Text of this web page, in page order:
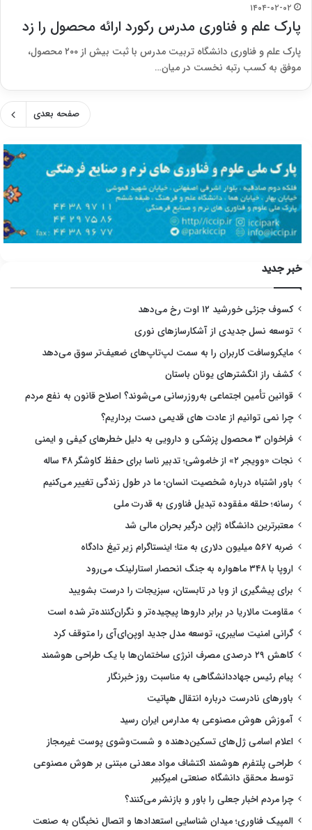
۱۴۰۴-۰۲-۰۲
پارک علم و فناوری مدرس رکورد ارائه محصول را زد
پارک علم و فناوری دانشگاه تربیت مدرس با ثبت بیش از ۲۰۰ محصول،
موفق به کسب رتبه نخست در میان…
صفحه بعدی
خبر جدید
کسوف جزئی خورشید ۱۲ اوت رخ می‌دهد
توسعه نسل جدیدی از آشکارسازهای نوری
مایکروسافت کاربران را به سمت لپ‌تاپ‌های ضعیف‌تر سوق می‌دهد
کشف راز انگشترهای یونان باستان
قوانین تأمین اجتماعی به‌روزرسانی می‌شوند؟ اصلاح قانون به نفع مردم
چرا نمی توانیم از عادت های قدیمی دست برداریم؟
فراخوان ۳ محصول پزشکی و دارویی به دلیل خطرهای کیفی و ایمنی
نجات «وویجر ۲» از خاموشی؛ تدبیر ناسا برای حفظ کاوشگر ۴۸ ساله
باور اشتباه درباره شخصیت انسان؛ ما در طول زندگی تغییر می‌کنیم
رسانه؛ حلقه مفقوده تبدیل فناوری به قدرت ملی
معتبرترین دانشگاه ژاپن درگیر بحران مالی شد
ضربه ۵۶۷ میلیون دلاری به متا؛ اینستاگرام زیر تیغ دادگاه
اروپا با ۳۴۸ ماهواره به جنگ انحصار استارلینک می‌رود
برای پیشگیری از وبا در تابستان، سبزیجات را درست بشویید
مقاومت مالاریا در برابر داروها پیچیده‌تر و نگران‌کننده‌تر شده است
گرانی امنیت سایبری، توسعه مدل جدید اوپن‌ای‌آی را متوقف کرد
کاهش ۲۹ درصدی مصرف انرژی ساختمان‌ها با یک طراحی هوشمند
پیام رئیس جهاددانشگاهی به مناسبت روز خبرنگار
باورهای نادرست درباره انتقال هپاتیت
آموزش هوش مصنوعی به مدارس ایران رسید
اعلام اسامی ژل‌های تسکین‌دهنده و شست‌وشوی پوست غیرمجاز
طراحی پلتفرم هوشمند اکتشاف مواد معدنی مبتنی بر هوش مصنوعی
توسط محقق دانشگاه صنعتی امیرکبیر
چرا مردم اخبار جعلی را باور و بازنشر می‌کنند؟
المپیک فناوری؛ میدان شناسایی استعدادها و اتصال نخبگان به صنعت